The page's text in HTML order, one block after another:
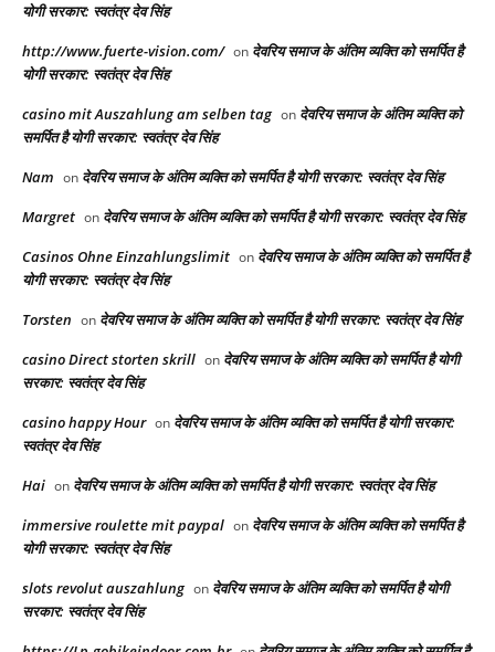
योगी सरकार: स्वतंत्र देव सिंह
http://www.fuerte-vision.com/ on देवरिय समाज के अंतिम व्यक्ति को समर्पित है
योगी सरकार: स्वतंत्र देव सिंह
casino mit Auszahlung am selben tag on देवरिय समाज के अंतिम व्यक्ति को
समर्पित है योगी सरकार: स्वतंत्र देव सिंह
Nam on देवरिय समाज के अंतिम व्यक्ति को समर्पित है योगी सरकार: स्वतंत्र देव सिंह
Margret on देवरिय समाज के अंतिम व्यक्ति को समर्पित है योगी सरकार: स्वतंत्र देव सिंह
Casinos Ohne Einzahlungslimit on देवरिय समाज के अंतिम व्यक्ति को समर्पित है
योगी सरकार: स्वतंत्र देव सिंह
Torsten on देवरिय समाज के अंतिम व्यक्ति को समर्पित है योगी सरकार: स्वतंत्र देव सिंह
casino Direct storten skrill on देवरिय समाज के अंतिम व्यक्ति को समर्पित है योगी
सरकार: स्वतंत्र देव सिंह
casino happy Hour on देवरिय समाज के अंतिम व्यक्ति को समर्पित है योगी सरकार:
स्वतंत्र देव सिंह
Hai on देवरिय समाज के अंतिम व्यक्ति को समर्पित है योगी सरकार: स्वतंत्र देव सिंह
immersive roulette mit paypal on देवरिय समाज के अंतिम व्यक्ति को समर्पित है
योगी सरकार: स्वतंत्र देव सिंह
slots revolut auszahlung on देवरिय समाज के अंतिम व्यक्ति को समर्पित है योगी
सरकार: स्वतंत्र देव सिंह